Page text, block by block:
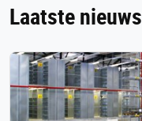
Laatste nieuws